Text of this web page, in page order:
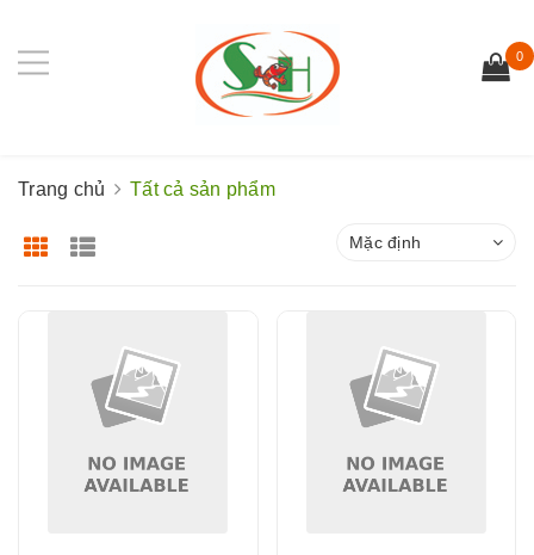
0
Trang chủ Tất cả sản phẩm
Mặc định